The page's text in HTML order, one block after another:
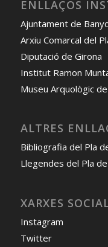
ENLLAÇOS
Ajuntament de
Arxiu Comarcal del
Diputació de Girona
Institut Ramon
Museu Arquològic
ALTRES
Bibliografia del Pla
Llegendes del Pla
XARXES
Instagram
Twitter